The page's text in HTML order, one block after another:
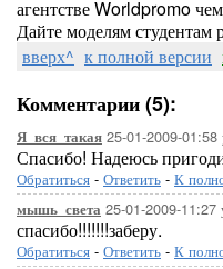
агентстве Worldpromo
Дайте моделям студентам
вверх^ к полной версии
Комментарии (5):
Я_вся_такая 25-01-2009-01:58
Спасибо! Надеюсь
Обратиться - Ответить - К
мышь_света 25-01-2009-11:27
спасибо!!!!!!!заберу.
Обратиться - Ответить - К